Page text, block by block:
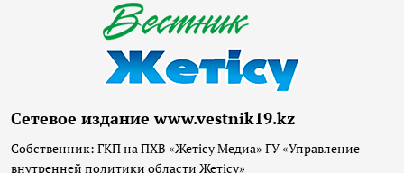
Сетевое издание www.vestnik19.kz
Собственник: ГКП на ПХВ «Жетісу Медиа» ГУ «Управление
внутренней политики области Жетісу»